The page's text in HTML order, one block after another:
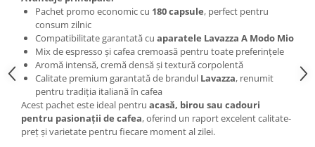
Pachet promo economic cu 180 capsule, perfect pentru
consum zilnic
Compatibilitate garantată cu aparatele Lavazza A Modo Mio
Mix de espresso și cafea cremoasă pentru toate preferințele
Aromă intensă, cremă densă și textură corpolentă
Calitate premium garantată de brandul Lavazza, renumit
pentru tradiția italiană în cafea
Acest pachet este ideal pentru acasă, birou sau cadouri
pentru pasionații de cafea, oferind un raport excelent calitate-
preț și varietate pentru fiecare moment al zilei.